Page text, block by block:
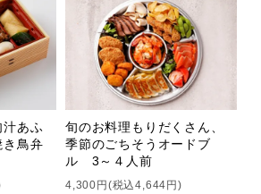
あふ
き鳥弁
旬のお料理もりだくさん、
季節のごちそうオードブ
ル 3～４人前
4,300円(税込4,644円)